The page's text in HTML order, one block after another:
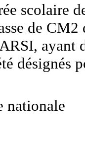
scolaire
de
ayant
désignés
nationale